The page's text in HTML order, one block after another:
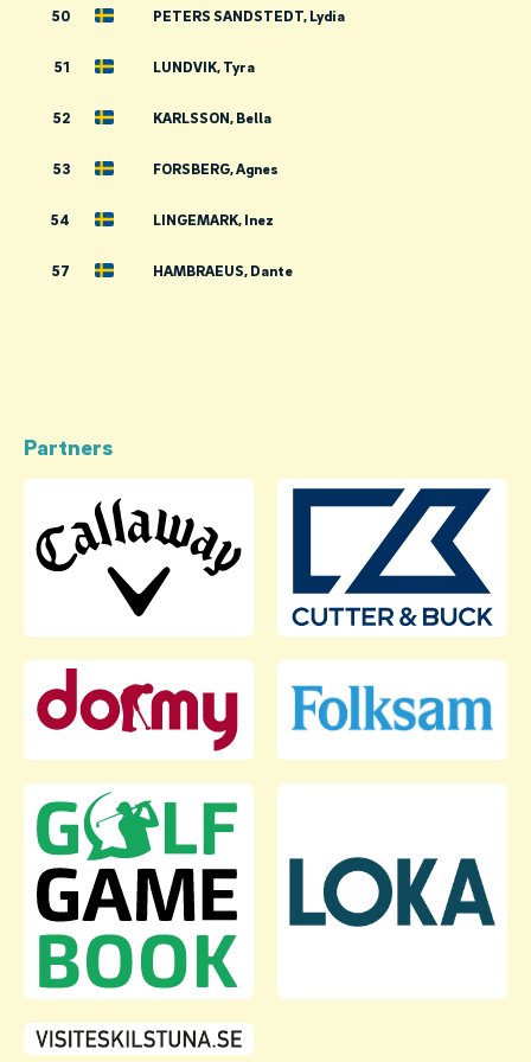
50 PETERS SANDSTEDT, Lydia
51 LUNDVIK, Tyra
52 KARLSSON, Bella
53 FORSBERG, Agnes
54 LINGEMARK, Inez
57 HAMBRAEUS, Dante
Partners